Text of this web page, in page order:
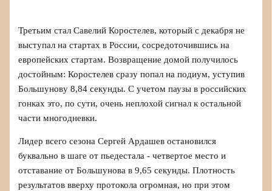
Третьим стал Савелий Коростелев, который с декабря не
выступал на стартах в России, сосредоточившись на
европейских стартам. Возвращение домой получилось
достойным: Коростелев сразу попал на подиум, уступив
Большунову 8,84 секунды. С учетом паузы в российских
гонках это, по сути, очень неплохой сигнал к остальной
части многодневки.
Лидер всего сезона Сергей Ардашев остановился
буквально в шаге от пьедестала - четвертое место и
отставание от Большунова в 9,65 секунды. Плотность
результатов вверху протокола огромная, но при этом